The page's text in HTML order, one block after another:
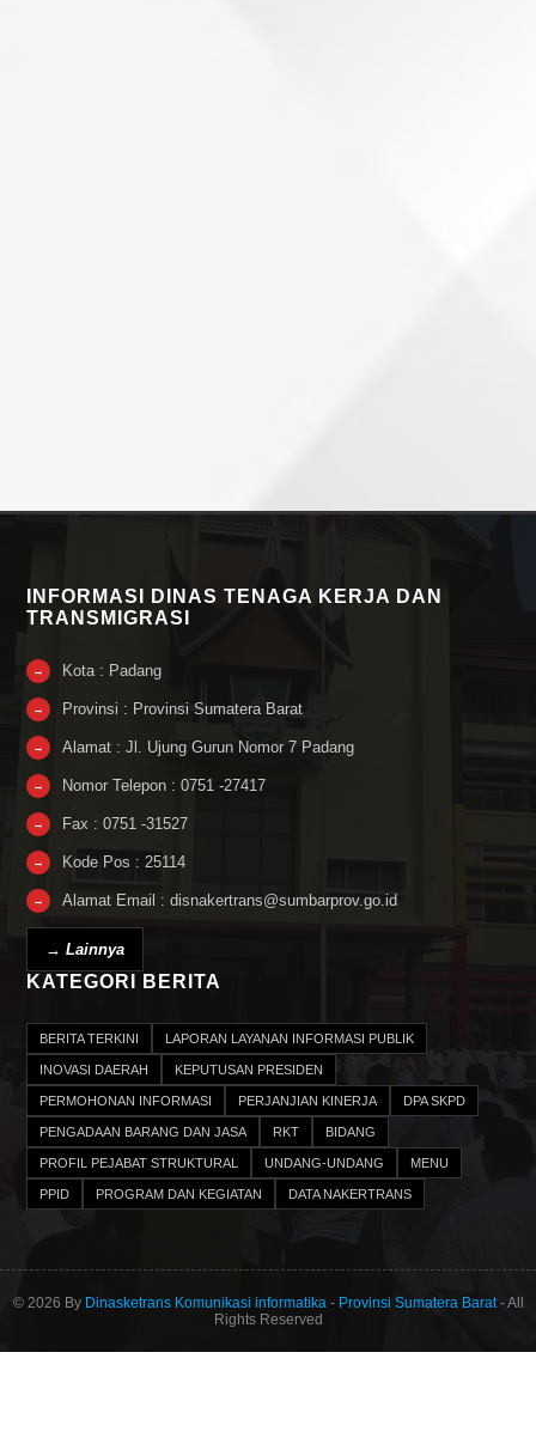
INFORMASI DINAS TENAGA KERJA DAN
TRANSMIGRASI
→ Kota : Padang
→ Provinsi : Provinsi Sumatera Barat
→ Alamat : Jl. Ujung Gurun Nomor 7 Padang
→ Nomor Telepon : 0751 -27417
→ Fax : 0751 -31527
→ Kode Pos : 25114
→ Alamat Email : disnakertrans@sumbarprov.go.id
→ Lainnya
KATEGORI BERITA
BERITA TERKINI LAPORAN LAYANAN INFORMASI PUBLIK
INOVASI DAERAH KEPUTUSAN PRESIDEN
PERMOHONAN INFORMASI PERJANJIAN KINERJA DPA SKPD
PENGADAAN BARANG DAN JASA RKT BIDANG
PROFIL PEJABAT STRUKTURAL UNDANG-UNDANG MENU
PPID PROGRAM DAN KEGIATAN DATA NAKERTRANS
© 2026 By Dinasketrans Komunikasi informatika - Provinsi Sumatera Barat- All
Rights Reserved